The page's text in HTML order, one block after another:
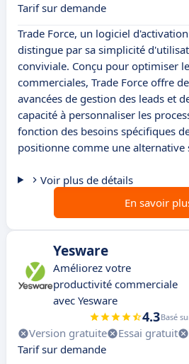
Tarif sur demande
Trade Force, un logiciel
distingue par sa simplicité
conviviale. Conçu pour optimiser
commerciales, Trade Force offre
avancées de gestion des leads et
capacité à personnaliser les
fonction des besoins spécifiques
positionne comme une alternative
Voir plus de détails
En savoir
Yesware
Améliorez votre
productivité commerciale
avec Yesware
4.3Basé
Version gratuite Essai gratuit
Tarif sur demande